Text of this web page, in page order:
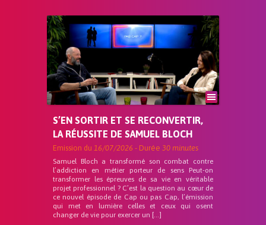
S’EN SORTIR ET SE RECONVERTIR,
LA RÉUSSITE DE SAMUEL BLOCH
Emission du 16/07/2026 - Durée 30 minutes
Samuel Bloch a transformé son combat contre
l’addiction en métier porteur de sens Peut-on
transformer les épreuves de sa vie en véritable
projet professionnel ? C’est la question au cœur de
ce nouvel épisode de Cap ou pas Cap, l’émission
qui met en lumière celles et ceux qui osent
changer de vie pour exercer un […]